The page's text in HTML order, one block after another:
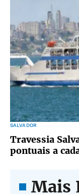
SALVADOR
Travessia
pontuais a
Mais